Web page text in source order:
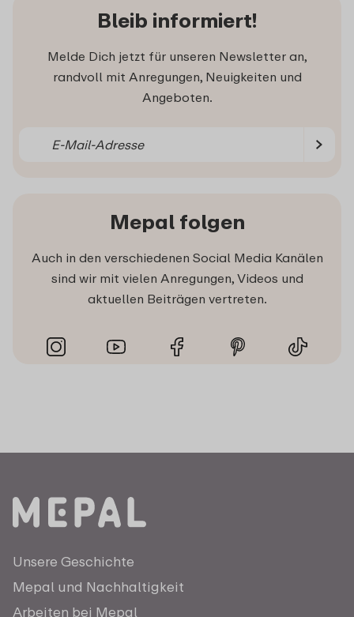
Bleib informiert!
Melde Dich jetzt für unseren Newsletter an,
randvoll mit Anregungen, Neuigkeiten und
Angeboten.
Mepal folgen
Auch in den verschiedenen Social Media Kanälen
sind wir mit vielen Anregungen, Videos und
aktuellen Beiträgen vertreten.
Unsere Geschichte
Mepal und Nachhaltigkeit
Arbeiten bei Mepal